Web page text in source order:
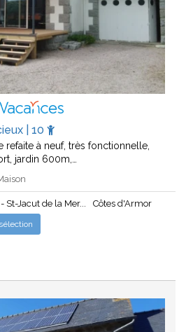
| 10
à neuf, très fonctionnelle,
jardin 600m,…
St-Jacut de la Mer...
Côtes d'Armor